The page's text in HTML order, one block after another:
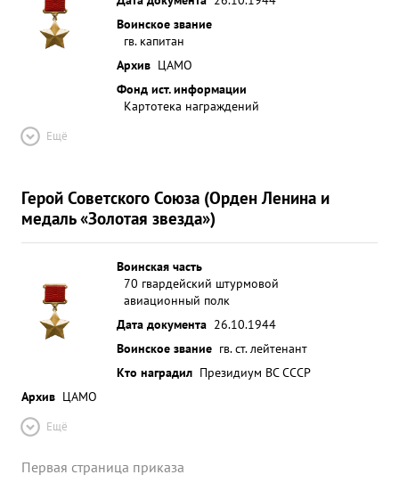
Воинское звание
гв. капитан
Архив ЦАМО
Фонд ист. информации
Картотека награждений
Ещё
Герой Советского Союза (Орден Ленина и
медаль «Золотая звезда»)
Воинская часть
70 гвардейский штурмовой
авиационный полк
Дата документа 26.10.1944
Воинское звание гв. ст. лейтенант
Кто наградил Президиум ВС СССР
Архив ЦАМО
Ещё
Первая страница приказа